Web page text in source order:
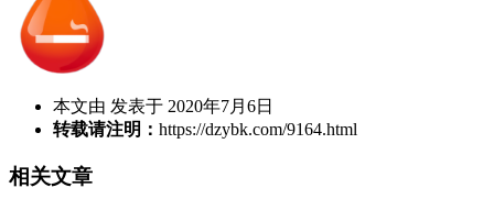
本文由 发表于 2020年7月6日
转载请注明： https://dzybk.com/9164.html
相关文章